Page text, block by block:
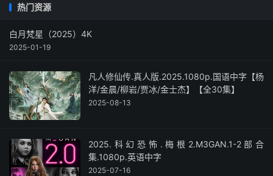
热门资源
白月梵星（2025）4K
2025-01-19
凡人修仙传.真人版.2025.1080p.国语中字【杨
洋/金晨/柳岩/贾冰/金士杰】【全30集】
2025-08-13
2025.科幻恐怖.梅根2.M3GAN.1-2部合
集.1080p.英语中字
2025-07-16